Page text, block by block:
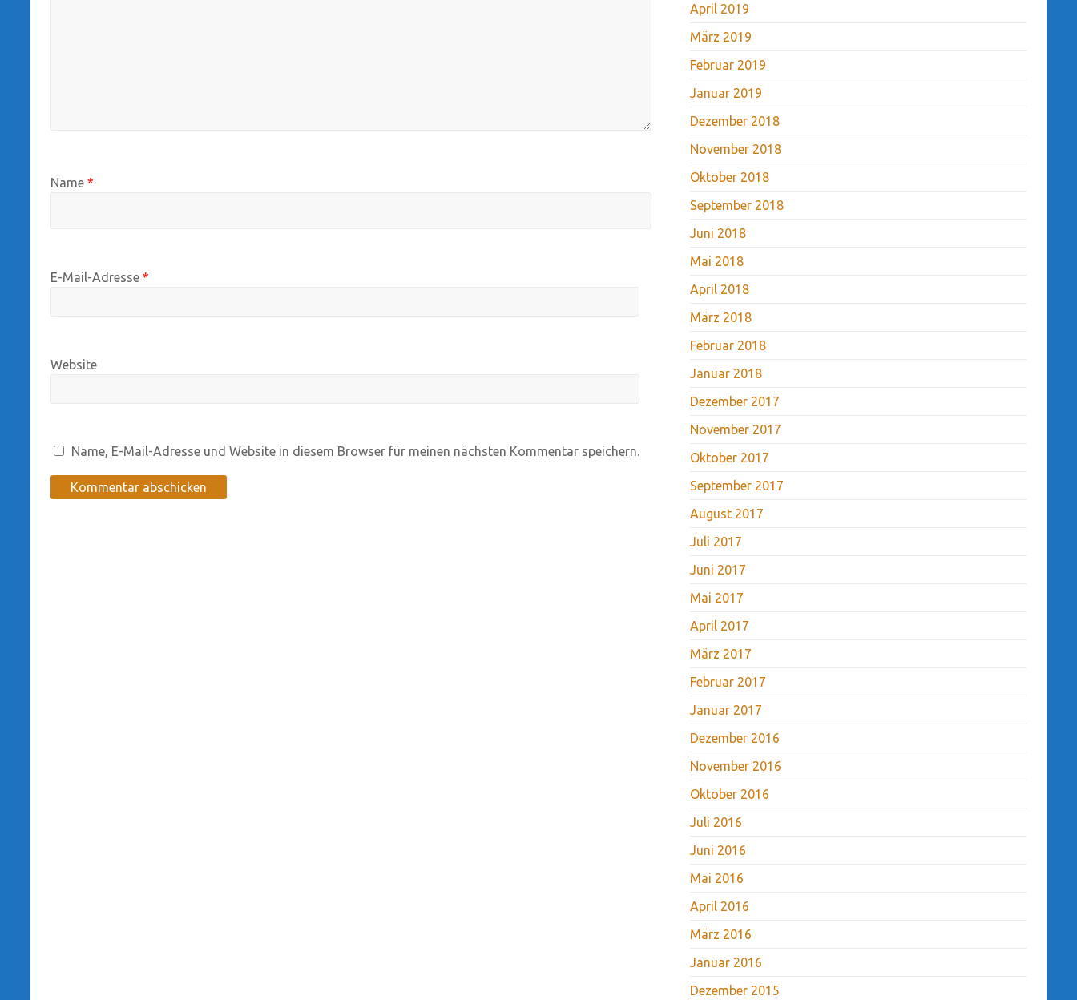
Name *
E-Mail-Adresse *
Website
Name, E-Mail-Adresse und Website in diesem Browser für meinen nächsten Kommentar speichern.
April 2019
März 2019
Februar 2019
Januar 2019
Dezember 2018
November 2018
Oktober 2018
September 2018
Juni 2018
Mai 2018
April 2018
März 2018
Februar 2018
Januar 2018
Dezember 2017
November 2017
Oktober 2017
September 2017
August 2017
Juli 2017
Juni 2017
Mai 2017
April 2017
März 2017
Februar 2017
Januar 2017
Dezember 2016
November 2016
Oktober 2016
Juli 2016
Juni 2016
Mai 2016
April 2016
März 2016
Januar 2016
Dezember 2015